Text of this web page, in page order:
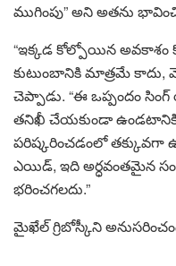
ముగింపు” అని అతను
“ఇక్కడ కోల్పోయిన అవకాశం
కుటుంబానికి మాత్రమే కాదు,
చెప్పాడు. “ఈ ఒప్పందం
తనిఖీ చేయకుండా
పరిష్కరించడంలో తక్కువగా
ఎయిడ్, ఇది అర్ధవంతమైన
భరించగలదు.”
మైఖేల్ గ్రిబోస్కీని